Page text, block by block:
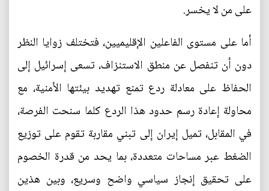
على من لا يخسر.
أما على مستوى الفاعلين الإقليميين، فتختلف زوايا النظر
دون أن تنفصل عن منطق الاستنزاف، تسعى إسرائيل إلى
الحفاظ على معادلة ردع تمنع تهديد بيئتها الأمنية، مع
محاولة إعادة رسم حدود هذا الردع كلما سنحت الفرصة،
في المقابل، تميل إيران إلى تبني مقاربة تقوم على توزيع
الضغط عبر مساحات متعددة، بما يحد من قدرة الخصوم
على تحقيق إنجاز سياسي واضح وسريع، وبين هذين